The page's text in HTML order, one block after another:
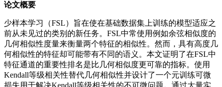
论文概要
少样本学习（FSL）旨在使在基础数据集上训练的模型适应之
前从未见过的类别的新任务。FSL中常使用例如余弦相似度的
几何相似性度量来衡量两个特征的相似性。然而，具有高度几
何相似性的特征却可能带有不同的语义。本文证明了在FSL中
特征通道的重要性排名是比几何相似度更可靠的指标。使用
Kendall等级相关性替代几何相似性并设计了一个元训练可微
损失用于解决Kendall等级相关性的不可微问题。通过大量实